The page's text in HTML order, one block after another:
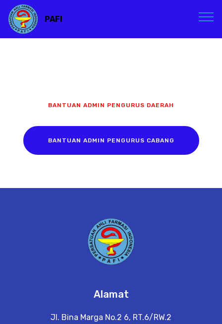
PAFI
BANTUAN ADMIN PENGURUS DAERAH
BANTUAN ADMIN PENGURUS CABANG
Alamat
Jl. Bina Marga No.2 6, RT.6/RW.2